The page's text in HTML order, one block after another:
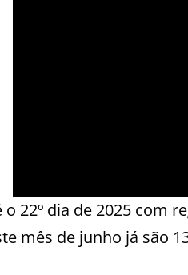
o 22º dia de 2025 com
mês de junho já são